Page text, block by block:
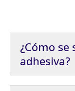
¿Cómo
adhesiva?